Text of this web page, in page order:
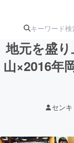
地元を盛
山×2016年
セン